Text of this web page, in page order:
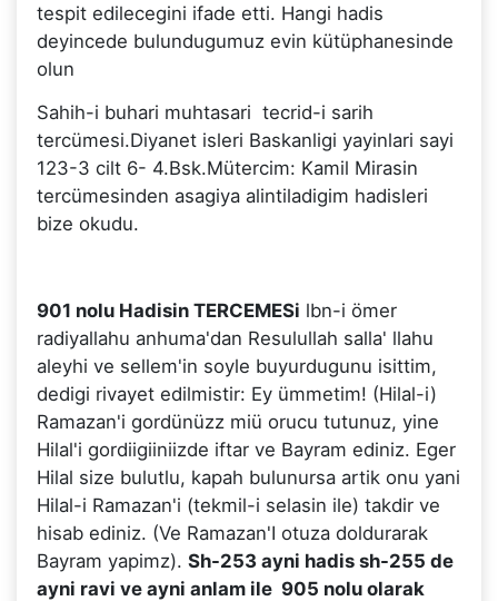
tespit edilecegini ifade etti. Hangi hadis
deyincede bulundugumuz evin kütüphanesinde
olun
Sahih-i buhari muhtasari tecrid-i sarih
tercümesi.Diyanet isleri Baskanligi yayinlari sayi
123-3 cilt 6- 4.Bsk.Mütercim: Kamil Mirasin
tercümesinden asagiya alintiladigim hadisleri
bize okudu.
901 nolu Hadisin TERCEMESi lbn-i ömer
radiyallahu anhuma'dan Resulullah salla' llahu
aleyhi ve sellem'in soyle buyurdugunu isittim,
dedigi rivayet edilmistir: Ey ümmetim! (Hilal-i)
Ramazan'i gordünüzz miü orucu tutunuz, yine
Hilal'i gordiigiiniizde iftar ve Bayram ediniz. Eger
Hilal size bulutlu, kapah bulunursa artik onu yani
Hilal-i Ramazan'i (tekmil-i selasin ile) takdir ve
hisab ediniz. (Ve Ramazan'I otuza doldurarak
Bayram yapimz). Sh-253 ayni hadis sh-255 de
ayni ravi ve ayni anlam ile 905 nolu olarak